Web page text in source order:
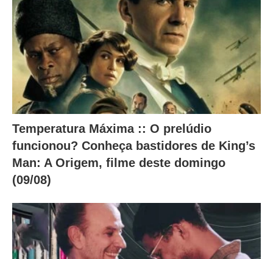
i
x
Temperatura Máxima :: O prelúdio
funcionou? Conheça bastidores de King’s
Man: A Origem, filme deste domingo
(09/08)